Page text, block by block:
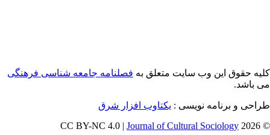
حقوق این وب سایت متعلق بهفصلنامه جامعه شناسی فرهنگی
باشد.
و برنامه نویسی : یکتاوب افزار شرق
©
Journal of Cultural Sociology